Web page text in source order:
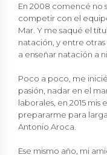
En 2008 comencé no
competir con el
Mar. Y me saqué el
natación, y entre
a enseñar natación a
Poco a poco, me
pasión, nadar en el
laborales, en 2015
prepararme para
Antonio Aroca.
Ese mismo año, mi